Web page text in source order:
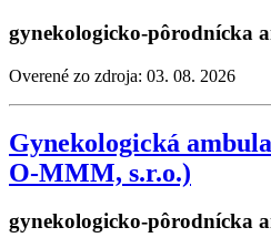
gynekologicko-pôrodnícka
Overené zo zdroja: 03. 08. 2026
Gynekologická
O-MMM, s.r.o.)
gynekologicko-pôrodnícka